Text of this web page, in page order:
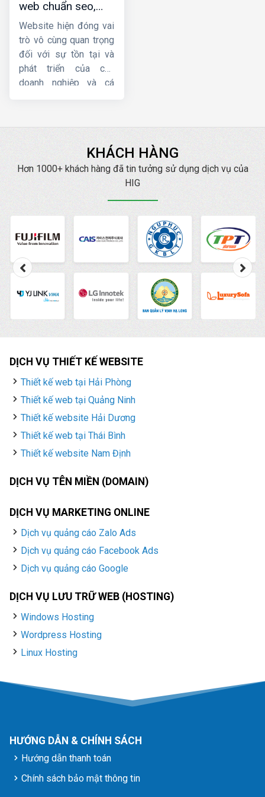
web chuẩn seo,
chuyên nghiệp, giá
tốt
Website hiện đóng vai
trò vô cùng quan trọng
đối với sự tồn tại và
phát triển của các
doanh nghiệp và cá
dài. Tuy nhiên, một
mang đến cho bạn
những lợi ích tuyệt vời
nghiệp, uy tín hàng đầu.
KHÁCH HÀNG
Hơn 1000+ khách hàng đã tin tưởng sử dụng dịch vụ của
HIG
DỊCH VỤ THIẾT KẾ WEBSITE
Thiết kế web tại Hải Phòng
Thiết kế web tại Quảng Ninh
Thiết kế website Hải Dương
Thiết kế web tại Thái Bình
Thiết kế website Nam Định
DỊCH VỤ TÊN MIỀN (DOMAIN)
DỊCH VỤ MARKETING ONLINE
Dịch vụ quảng cáo Zalo Ads
Dịch vụ quảng cáo Facebook Ads
Dịch vụ quảng cáo Google
DỊCH VỤ LƯU TRỮ WEB (HOSTING)
Windows Hosting
Wordpress Hosting
Linux Hosting
HƯỚNG DẪN & CHÍNH SÁCH
Hướng dẫn thanh toán
Chính sách bảo mật thông tin